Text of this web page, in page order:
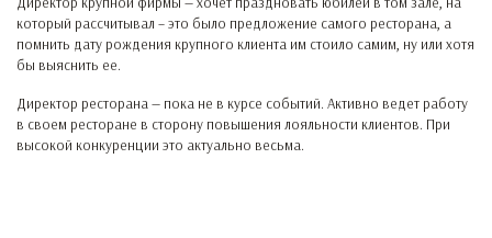
который рассчитывал – это было предложение самого ресторана, а
помнить дату рождения крупного клиента им стоило самим, ну или хотя
бы выяснить ее.
Директор ресторана — пока не в курсе событий. Активно ведет работу
в своем ресторане в сторону повышения лояльности клиентов. При
высокой конкуренции это актуально весьма.